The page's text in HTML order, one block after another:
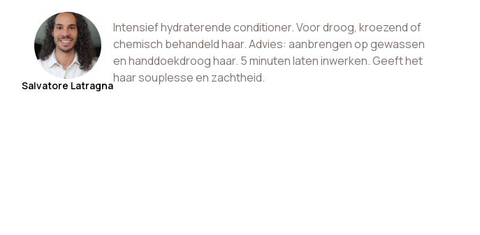
Salvatore Latragna
Intensief hydraterende conditioner. Voor droog, kroezend of
chemisch behandeld haar. Advies: aanbrengen op gewassen
en handdoekdroog haar. 5 minuten laten inwerken. Geeft het
haar souplesse en zachtheid.